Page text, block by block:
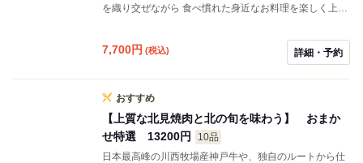
を織り交ぜながら 食べ慣れた身近なお料理を楽しく上質
料理は色とりどりの豆皿に一人分ずつ少しずつご提供。
さんいろんなお料理を食べたい！を叶えるコースです。
しっかりとお腹を空かせていらしてくださいませ。
7,700円 (税込) 詳細・予約
おすすめ
【上質な北見焼肉と北の旬を味わう】 おまか
せ特選 13200円
10品
日本最高峰の川西牧場産神戸牛や、独自のルートから仕